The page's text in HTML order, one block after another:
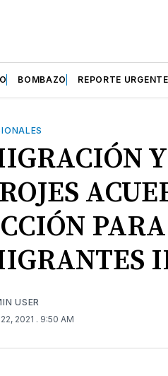
BOMBAZO REPORTE URGENTE
USER
2021 . 9:50 AM